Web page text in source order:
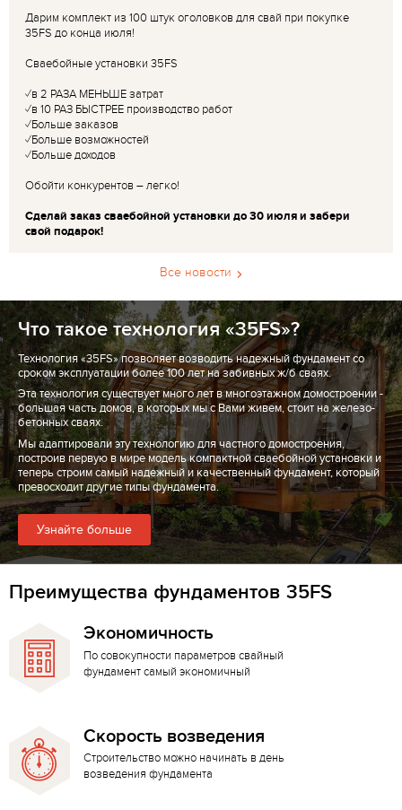
Дарим комплект из 100 штук оголовков для свай при покупке
35FS до конца июля!
Сваебойные установки 35FS
✓в 2 РАЗА МЕНЬШЕ затрат
✓в 10 РАЗ БЫСТРЕЕ производство работ
✓Больше заказов
✓Больше возможностей
✓Больше доходов
Обойти конкурентов – легко!
Сделай заказ сваебойной установки до 30 июля и забери
свой подарок!
Все новости
Что такое технология «35FS»?
Технология «35FS» позволяет возводить надежный фундамент со
сроком эксплуатации более 100 лет на забивных ж/б сваях.
Эта технология существует много лет в многоэтажном домостроении -
большая часть домов, в которых мы с Вами живем, стоит на железо-
бетонных сваях.
Мы адаптировали эту технологию для частного домостроения,
построив первую в мире модель компактной сваебойной установки и
теперь строим самый надежный и качественный фундамент, который
превосходит другие типы фундамента.
Узнайте больше
Преимущества фундаментов 35FS
Экономичность
По совокупности параметров свайный
фундамент самый экономичный
Скорость возведения
Строительство можно начинать в день
возведения фундамента